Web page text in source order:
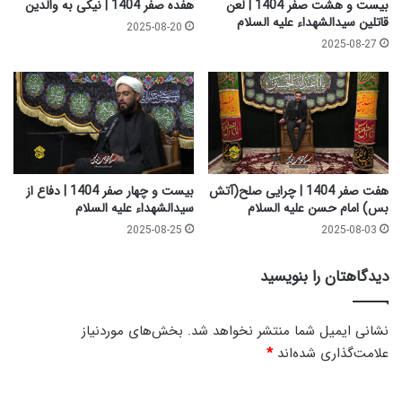
ء
ع
ی
س
ل
ا
م
ی
ب
س
ش
ه
د
ا
ل
ی
ا
ل
بیست و هشت صفر 1404 | لعن
قاتلین سیدالشهداء علیه السلام
2025-08-27
هفده صفر 1404 | نیکی به والدین
2025-08-20
هفت صفر 1404 | چرایی صلح(آتش
بس) امام حسن علیه السلام
2025-08-03
بیست و چهار صفر 1404 | دفاع از
سیدالشهداء علیه السلام
2025-08-25
دیدگاهتان را بنویسید
نشانی ایمیل شما منتشر نخواهد شد. بخش‌های موردنیاز
علامت‌گذاری شده‌اند*